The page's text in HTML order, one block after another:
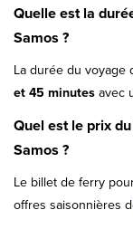
Quelle est la
Samos ?
La durée du voyage
et 45 minutes avec
Quel est le prix
Samos ?
Le billet de ferry
offres saisonnières